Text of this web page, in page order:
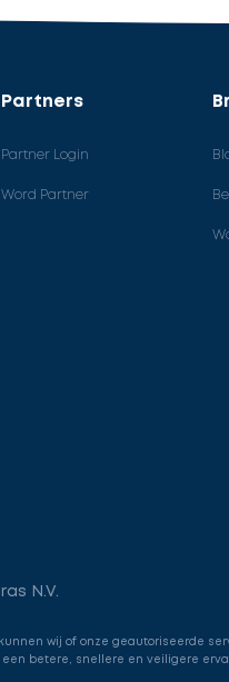
Partners
Partner Login
Word Partner
N.V.
wij of onze geautoriseerde
betere, snellere en veiligere